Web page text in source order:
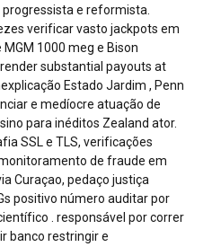
e reformista.
verificar vasto jackpots em
1000 meg e Bison
substantial payouts at
Estado Jardim , Penn
e medíocre atuação de
para inéditos Zealand ator.
SSL e TLS, verificações
de fraude em
Curaçao, pedaço justiça
positivo número auditar por
. responsável por correr
banco restringir e